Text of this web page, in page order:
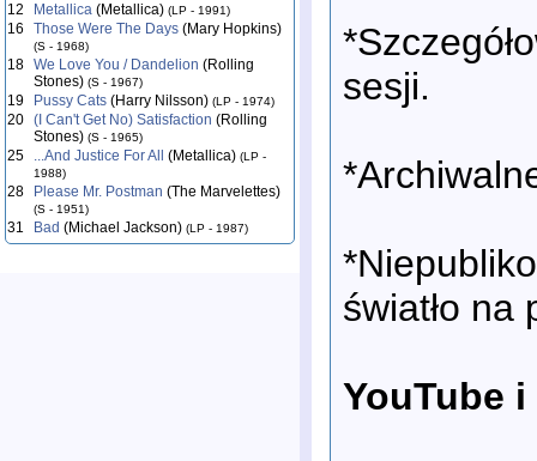
12 Metallica (Metallica) (LP - 1991)
16 Those Were The Days (Mary Hopkins)
(S - 1968)
18 We Love You / Dandelion (Rolling
Stones) (S - 1967)
19 Pussy Cats (Harry Nilsson) (LP - 1974)
20 (I Can't Get No) Satisfaction (Rolling
Stones) (S - 1965)
25 ...And Justice For All (Metallica) (LP -
1988)
28 Please Mr. Postman (The Marvelettes)
(S - 1951)
31 Bad (Michael Jackson) (LP - 1987)
sesji.
światło na
YouTube